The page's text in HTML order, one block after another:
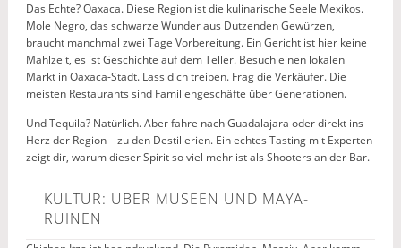
Das Echte? Oaxaca. Diese Region ist die kulinarische Seele Mexikos.
Mole Negro, das schwarze Wunder aus Dutzenden Gewürzen,
braucht manchmal zwei Tage Vorbereitung. Ein Gericht ist hier keine
Mahlzeit, es ist Geschichte auf dem Teller. Besuch einen lokalen
Markt in Oaxaca-Stadt. Lass dich treiben. Frag die Verkäufer. Die
meisten Restaurants sind Familiengeschäfte über Generationen.
Und Tequila? Natürlich. Aber fahre nach Guadalajara oder direkt ins
Herz der Region – zu den Destillerien. Ein echtes Tasting mit Experten
zeigt dir, warum dieser Spirit so viel mehr ist als Shooters an der Bar.
KULTUR: ÜBER MUSEEN UND MAYA-
RUINEN